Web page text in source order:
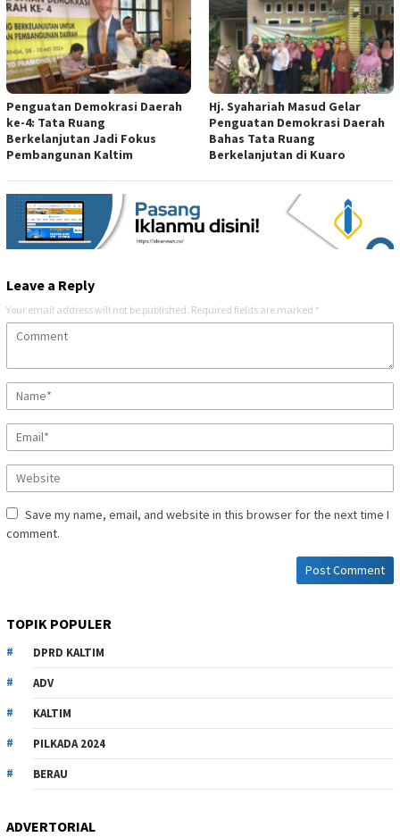
Penguatan Demokrasi Daerah
ke-4: Tata Ruang
Berkelanjutan Jadi Fokus
Pembangunan Kaltim
Hj. Syahariah Masud Gelar
Penguatan Demokrasi Daerah
Bahas Tata Ruang
Berkelanjutan di Kuaro
Leave a Reply
Your email address will not be published. Required fields are marked *
Save my name, email, and website in this browser for the next time I
comment.
TOPIK POPULER
DPRD KALTIM
ADV
KALTIM
PILKADA 2024
BERAU
ADVERTORIAL